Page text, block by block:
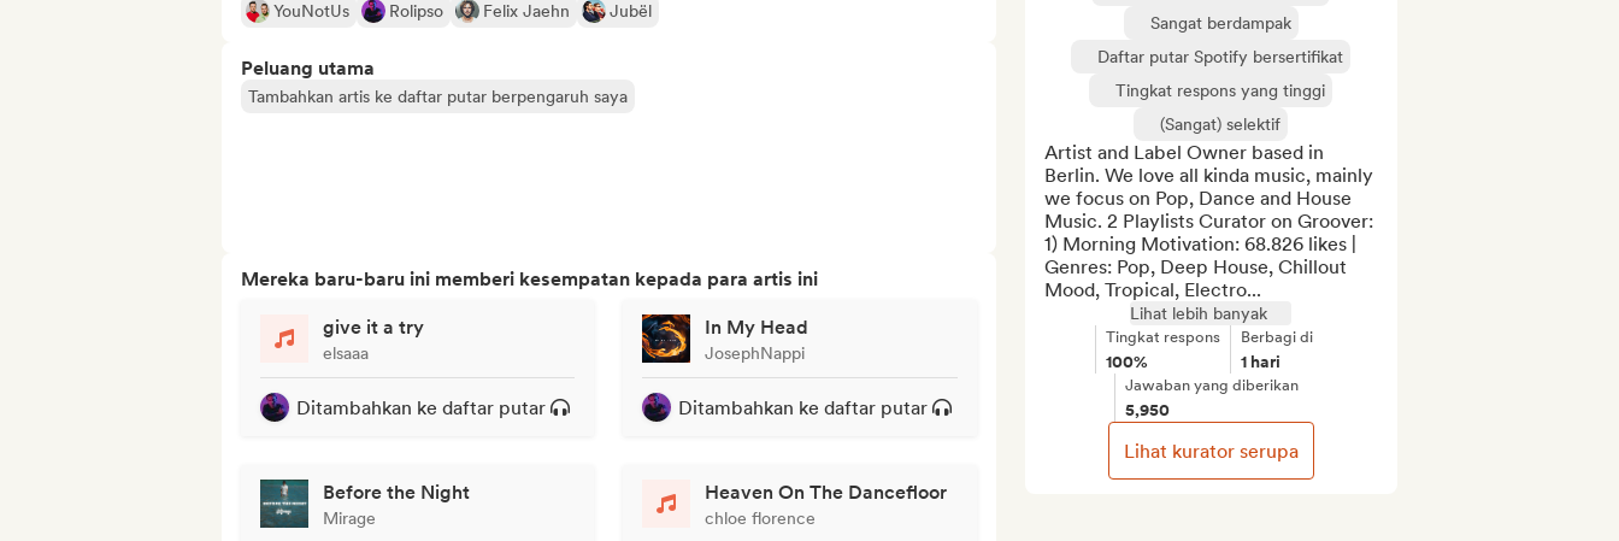
YouNotUs
Rolipso Felix Jaehn Jubël
Peluang utama
Tambahkan artis ke daftar putar berpengaruh saya
Mereka baru-baru ini memberi kesempatan kepada para artis ini
give it a try
elsaaa
Ditambahkan ke daftar putar
In My Head
JosephNappi
Ditambahkan ke daftar putar
Before the Night
Mirage
Heaven On The Dancefloor
chloe florence
Sangat berdampak
Daftar putar Spotify bersertifikat
Tingkat respons yang tinggi
(Sangat) selektif
Artist and Label Owner based in
Berlin. We love all kinda music, mainly
we focus on Pop, Dance and House
Music. 2 Playlists Curator on Groover:
1) Morning Motivation: 68.826 likes |
Genres: Pop, Deep House, Chillout
Mood, Tropical, Electro...
Lihat lebih banyak
Tingkat respons
100%
Berbagi di
1 hari
Jawaban yang diberikan
5,950
Lihat kurator serupa